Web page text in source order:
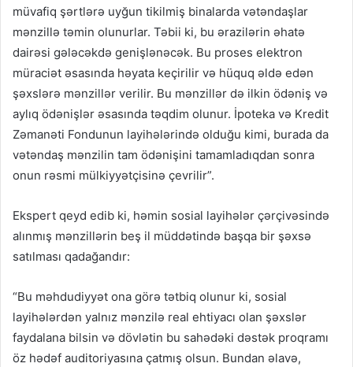
müvafiq şərtlərə uyğun tikilmiş binalarda vətəndaşlar
mənzillə təmin olunurlar. Təbii ki, bu ərazilərin əhatə
dairəsi gələcəkdə genişlənəcək. Bu proses elektron
müraciət əsasında həyata keçirilir və hüquq əldə edən
şəxslərə mənzillər verilir. Bu mənzillər də ilkin ödəniş və
aylıq ödənişlər əsasında təqdim olunur. İpoteka və Kredit
Zəmanəti Fondunun layihələrində olduğu kimi, burada da
vətəndaş mənzilin tam ödənişini tamamladıqdan sonra
onun rəsmi mülkiyyətçisinə çevrilir”.
Ekspert qeyd edib ki, həmin sosial layihələr çərçivəsində
alınmış mənzillərin beş il müddətində başqa bir şəxsə
satılması qadağandır:
“Bu məhdudiyyət ona görə tətbiq olunur ki, sosial
layihələrdən yalnız mənzilə real ehtiyacı olan şəxslər
faydalana bilsin və dövlətin bu sahədəki dəstək proqramı
öz hədəf auditoriyasına çatmış olsun. Bundan əlavə,